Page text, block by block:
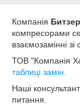
Компанія Битзер
компресорами
взаємозамінні
ТОВ "Компанія
таблиці замін.
Наші
питання.